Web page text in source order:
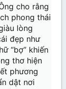
cho rằng
phong thái
lòng
đẹp như
“bợ” khiến
thơ hiện
phương
dật nơi